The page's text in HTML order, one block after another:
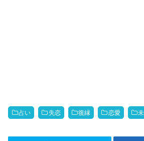
占い 失恋 復縁 恋愛